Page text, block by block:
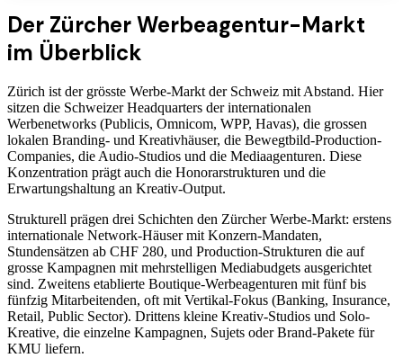
Der Zürcher Werbeagentur-Markt
im Überblick
Zürich ist der grösste Werbe-Markt der Schweiz mit Abstand. Hier
sitzen die Schweizer Headquarters der internationalen
Werbenetworks (Publicis, Omnicom, WPP, Havas), die grossen
lokalen Branding- und Kreativhäuser, die Bewegtbild-Production-
Companies, die Audio-Studios und die Mediaagenturen. Diese
Konzentration prägt auch die Honorarstrukturen und die
Erwartungshaltung an Kreativ-Output.
Strukturell prägen drei Schichten den Zürcher Werbe-Markt: erstens
internationale Network-Häuser mit Konzern-Mandaten,
Stundensätzen ab CHF 280, und Production-Strukturen die auf
grosse Kampagnen mit mehrstelligen Mediabudgets ausgerichtet
sind. Zweitens etablierte Boutique-Werbeagenturen mit fünf bis
fünfzig Mitarbeitenden, oft mit Vertikal-Fokus (Banking, Insurance,
Retail, Public Sector). Drittens kleine Kreativ-Studios und Solo-
Kreative, die einzelne Kampagnen, Sujets oder Brand-Pakete für
KMU liefern.